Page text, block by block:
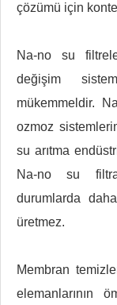
çözümü için
Na-no su
değişim
mükemmeldir.
ozmoz
su arıtma
Na-no su
durumlarda
üretmez.
Membran
elemanlarının